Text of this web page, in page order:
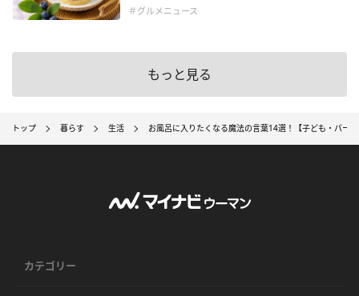
＃グルメニュース
もっと見る
トップ 暮らす 生活 お風呂に入りたくなる魔法の言葉14選！【子ども・パー
カテゴリー